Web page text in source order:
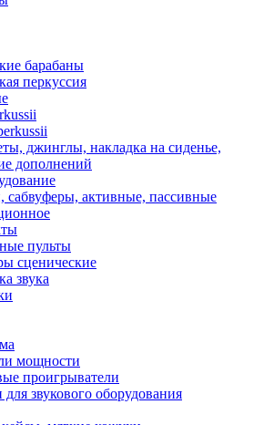
барабаны
перкуссия
джинглы, накладка на сиденье,
дополнений
сабвуферы, активные, пассивные
пульты
сценические
звука
мощности
проигрыватели
для звукового оборудования